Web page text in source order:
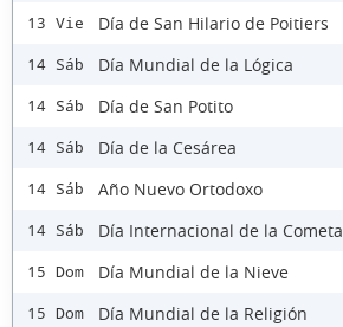
13 Vie Día de San Hilario de Poitiers
14 Sáb Día Mundial de la Lógica
14 Sáb Día de San Potito
14 Sáb Día de la Cesárea
14 Sáb Año Nuevo Ortodoxo
14 Sáb Día Internacional de la Cometa
15 Dom Día Mundial de la Nieve
15 Dom Día Mundial de la Religión